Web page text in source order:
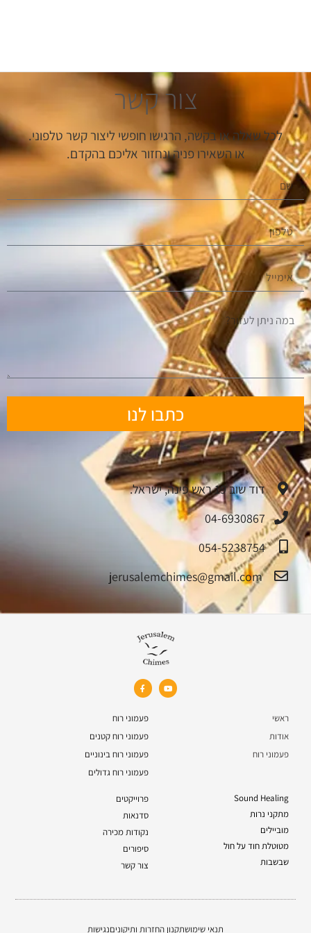
צור קשר
לכל שאלה או בקשה, הרגישו חופשי ליצור קשר טלפוני.
או השאירו פניה ונחזור אליכם בהקדם.
כתבו לנו
דוד שוב 19 ראש פינה, ישראל.
04-6930867
054-5238754
jerusalemchimes@gmail.com‏
ראשי
אודות
פעמוני רוח
פעמוני רוח
פעמוני רוח קטנים
פעמוני רוח בינוניים
פעמוני רוח גדולים
Sound Healing
מתקני נרות
מוביילים
מטוטלת חוד על חול
שבשבות
פרוייקטים
סדנאות
נקודות מכירה
סיפורים
צור קשר
תנאי שימושתקנון החזרות ותיקוניםנגישות